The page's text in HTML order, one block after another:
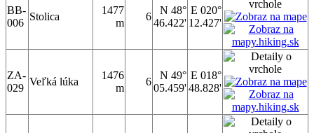
BB-
006
Stolica
1477
m
6
N 48°
46.422'
E 020°
12.427'
ZA-
029
Veľká lúka
1476
m
6
N 49°
05.459'
E 018°
48.828'